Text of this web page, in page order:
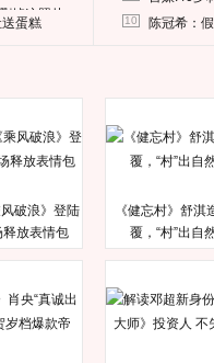
掉这照片
蛋糕 10 陈冠希：
破浪》登陆
放表情包
《健忘村》舒淇
覆，“村”出自